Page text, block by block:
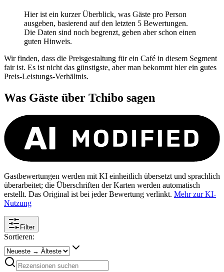
Hier ist ein kurzer Überblick, was Gäste pro Person
ausgeben, basierend auf den letzten 5 Bewertungen.
Die Daten sind noch begrenzt, geben aber schon einen
guten Hinweis.
Wir finden, dass die Preisgestaltung für ein Café in diesem Segment
fair ist. Es ist nicht das günstigste, aber man bekommt hier ein gutes
Preis-Leistungs-Verhältnis.
Was Gäste über Tchibo sagen
Gastbewertungen werden mit KI einheitlich übersetzt und sprachlich
überarbeitet; die Überschriften der Karten werden automatisch
erstellt. Das Original ist bei jeder Bewertung verlinkt. Mehr zur KI-
Nutzung
Filter
Sortieren: